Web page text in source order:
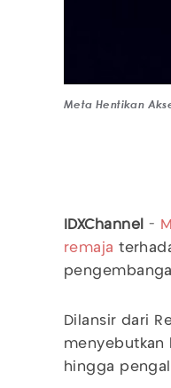
Meta Hentikan
IDXChannel -
remaja
Dilansir dari
menyebutkan
hingga